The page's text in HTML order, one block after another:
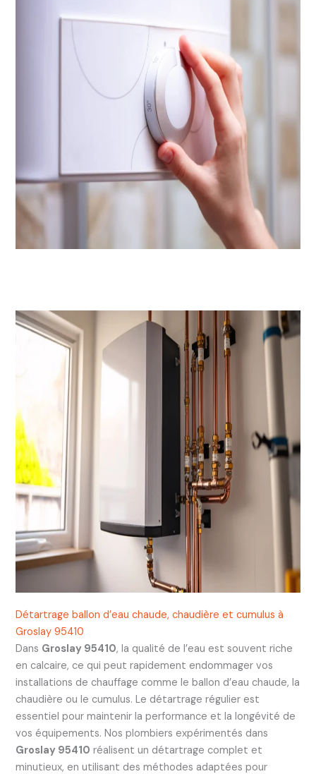
Détartrage ballon d’eau chaude, chaudière et cumulus à
Groslay 95410
Dans Groslay 95410, la qualité de l’eau est souvent riche
en calcaire, ce qui peut rapidement endommager vos
installations de chauffage comme le ballon d’eau chaude, la
chaudière ou le cumulus. Le détartrage régulier est
essentiel pour maintenir la performance et la longévité de
vos équipements. Nos plombiers expérimentés dans
Groslay 95410 réalisent un détartrage complet et
minutieux, en utilisant des méthodes adaptées pour